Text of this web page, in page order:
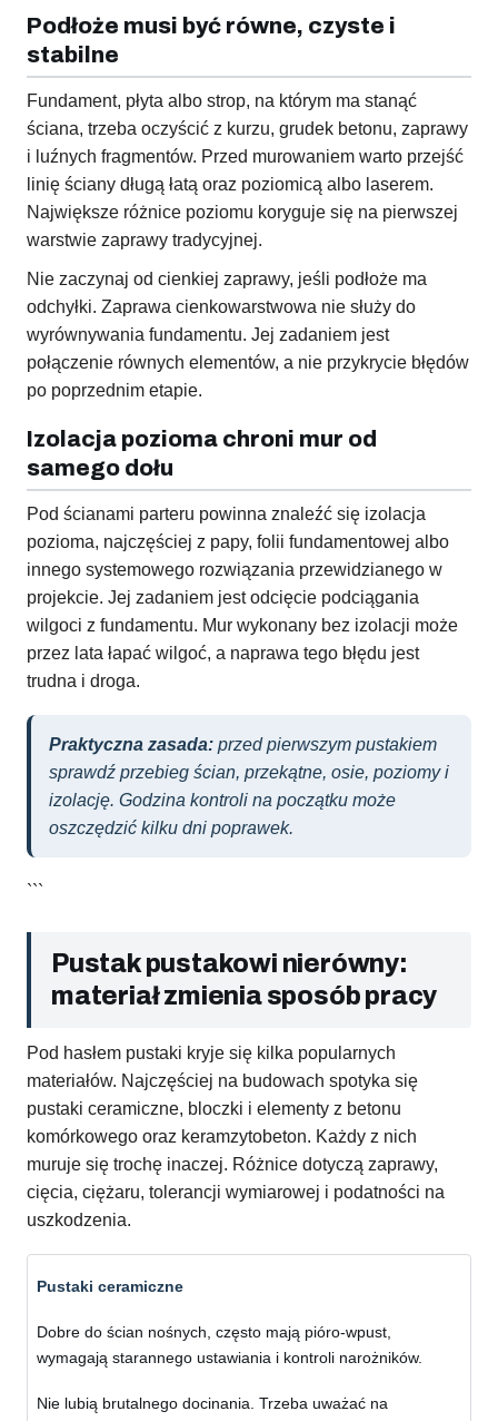
Podłoże musi być równe, czyste i
stabilne
Fundament, płyta albo strop, na którym ma stanąć
ściana, trzeba oczyścić z kurzu, grudek betonu, zaprawy
i luźnych fragmentów. Przed murowaniem warto przejść
linię ściany długą łatą oraz poziomicą albo laserem.
Największe różnice poziomu koryguje się na pierwszej
warstwie zaprawy tradycyjnej.
Nie zaczynaj od cienkiej zaprawy, jeśli podłoże ma
odchyłki. Zaprawa cienkowarstwowa nie służy do
wyrównywania fundamentu. Jej zadaniem jest
połączenie równych elementów, a nie przykrycie błędów
po poprzednim etapie.
Izolacja pozioma chroni mur od
samego dołu
Pod ścianami parteru powinna znaleźć się izolacja
pozioma, najczęściej z papy, folii fundamentowej albo
innego systemowego rozwiązania przewidzianego w
projekcie. Jej zadaniem jest odcięcie podciągania
wilgoci z fundamentu. Mur wykonany bez izolacji może
przez lata łapać wilgoć, a naprawa tego błędu jest
trudna i droga.
Praktyczna zasada: przed pierwszym pustakiem
sprawdź przebieg ścian, przekątne, osie, poziomy i
izolację. Godzina kontroli na początku może
oszczędzić kilku dni poprawek.
```
Pustak pustakowi nierówny:
materiał zmienia sposób pracy
Pod hasłem pustaki kryje się kilka popularnych
materiałów. Najczęściej na budowach spotyka się
pustaki ceramiczne, bloczki i elementy z betonu
komórkowego oraz keramzytobeton. Każdy z nich
muruje się trochę inaczej. Różnice dotyczą zaprawy,
cięcia, ciężaru, tolerancji wymiarowej i podatności na
uszkodzenia.
Pustaki ceramiczne
Dobre do ścian nośnych, często mają pióro-wpust,
wymagają starannego ustawiania i kontroli narożników.
Nie lubią brutalnego docinania. Trzeba uważać na